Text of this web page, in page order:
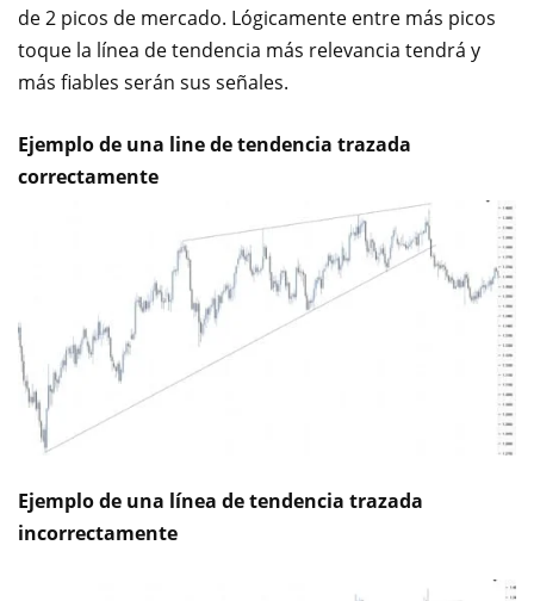
de 2 picos de mercado. Lógicamente entre más picos
toque la línea de tendencia más relevancia tendrá y
más fiables serán sus señales.
Ejemplo de una line de tendencia trazada
correctamente
Ejemplo de una línea de tendencia trazada
incorrectamente